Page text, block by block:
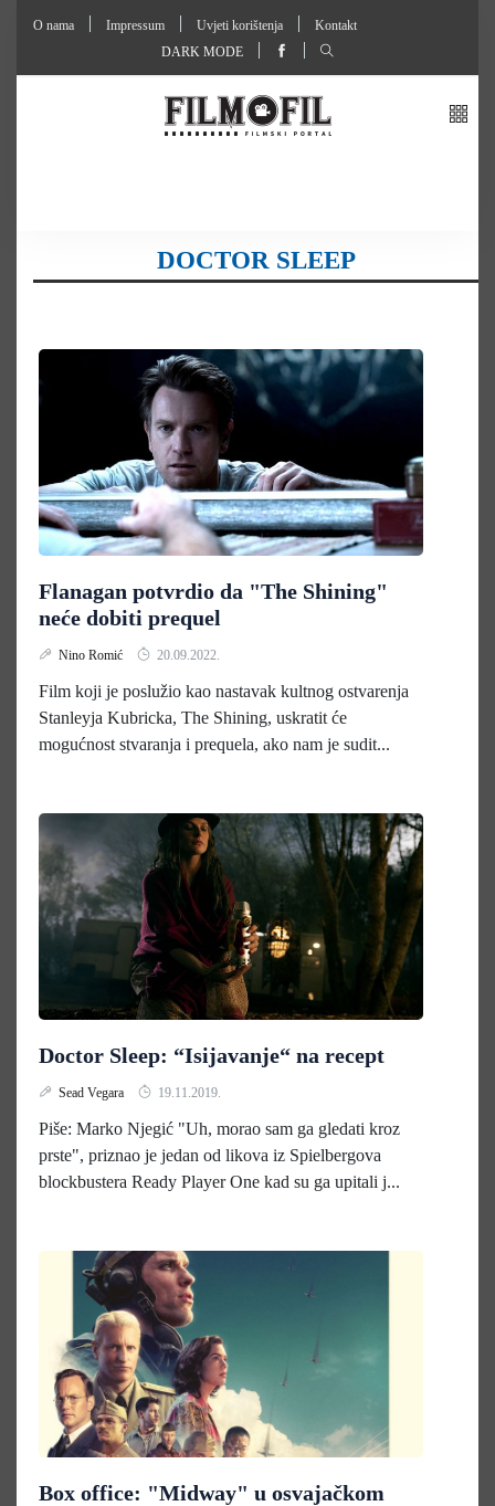
O nama Impressum Uvjeti korištenja
Kontakt
DARK MODE
DOCTOR SLEEP
Flanagan potvrdio da "The Shining"
neće dobiti prequel
Nino Romić 20.09.2022.
Film koji je poslužio kao nastavak kultnog ostvarenja
Stanleyja Kubricka, The Shining, uskratit će
mogućnost stvaranja i prequela, ako nam je sudit...
Doctor Sleep: “Isijavanje“ na recept
Sead Vegara 19.11.2019.
Piše: Marko Njegić "Uh, morao sam ga gledati kroz
prste", priznao je jedan od likova iz Spielbergova
blockbustera Ready Player One kad su ga upitali j...
Box office: "Midway" u osvajačkom